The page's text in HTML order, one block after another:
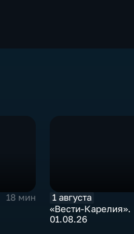
18 мин
1 августа
«Вести-Карелия».
01.08.26